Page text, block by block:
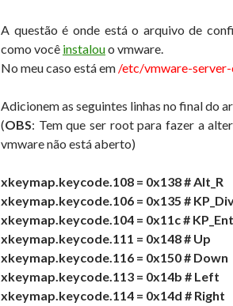
A questão é onde está o arquivo de
como você instalouo vmware.
No meu caso está em /etc/vmware-
Adicionem as seguintes linhas no final do
(OBS: Tem que ser root para fazer a
vmware não está aberto)
xkeymap.keycode.108 = 0x138 # Alt_R
xkeymap.keycode.106 = 0x135 #
xkeymap.keycode.104 = 0x11c #
xkeymap.keycode.111 = 0x148 # Up
xkeymap.keycode.116 = 0x150 # Down
xkeymap.keycode.113 = 0x14b # Left
xkeymap.keycode.114 = 0x14d # Right